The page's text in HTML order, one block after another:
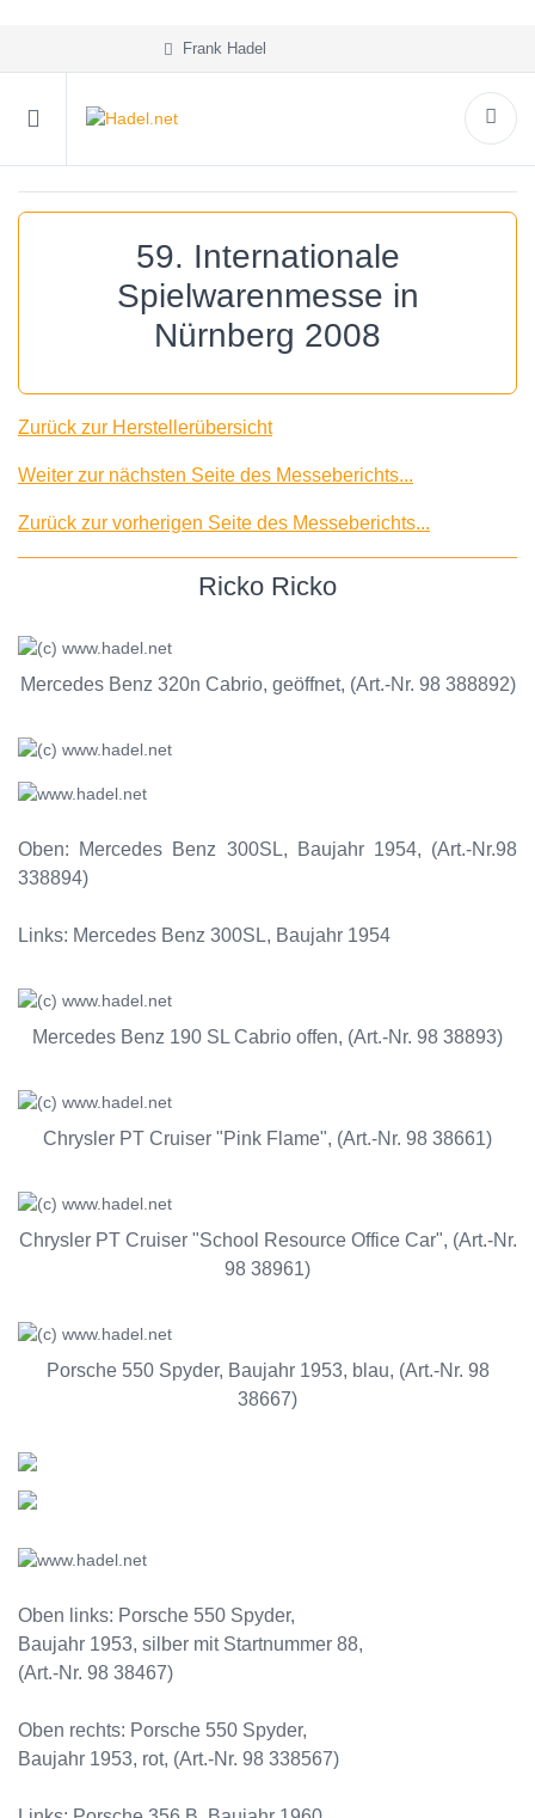
Frank Hadel
59. Internationale
Spielwarenmesse in
Nürnberg 2008
Zurück zur Herstellerübersicht
Weiter zur nächsten Seite des Messeberichts...
Zurück zur vorherigen Seite des Messeberichts...
Ricko Ricko
Mercedes Benz 320n Cabrio, geöffnet, (Art.-Nr. 98 388892)
Oben: Mercedes Benz 300SL, Baujahr 1954, (Art.-Nr.98
338894)
Links: Mercedes Benz 300SL, Baujahr 1954
Mercedes Benz 190 SL Cabrio offen, (Art.-Nr. 98 38893)
Chrysler PT Cruiser "Pink Flame", (Art.-Nr. 98 38661)
Chrysler PT Cruiser "School Resource Office Car", (Art.-Nr.
98 38961)
Porsche 550 Spyder, Baujahr 1953, blau, (Art.-Nr. 98
38667)
Oben links: Porsche 550 Spyder,
Baujahr 1953, silber mit Startnummer 88,
(Art.-Nr. 98 38467)
Oben rechts: Porsche 550 Spyder,
Baujahr 1953, rot, (Art.-Nr. 98 338567)